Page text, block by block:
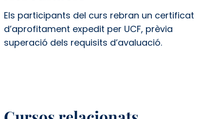
Els participants del curs rebran un certificat
d’aprofitament expedit per UCF, prèvia
superació dels requisits d’avaluació.